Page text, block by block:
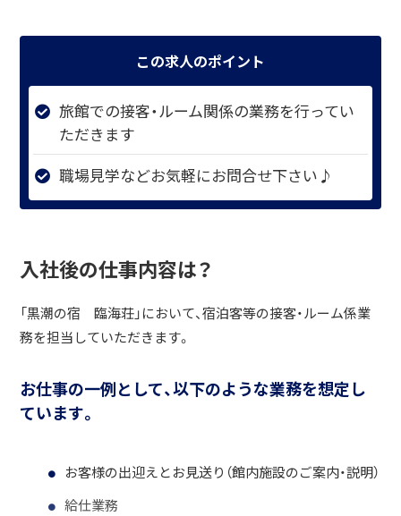
この求人のポイント
旅館での接客・ルーム関係の業務を行ってい
ただきます
職場見学などお気軽にお問合せ下さい♪
入社後の仕事内容は？
「黒潮の宿 臨海荘」において、宿泊客等の接客・ルーム係業
務を担当していただきます。
お仕事の一例として、以下のような業務を想定し
ています。
お客様の出迎えとお見送り（館内施設のご案内・説明）
給仕業務